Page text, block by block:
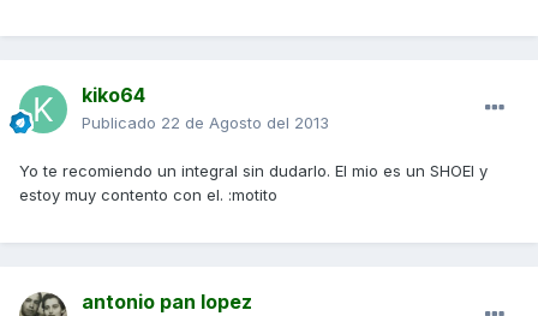
kiko64
Publicado 22 de Agosto del 2013
Yo te recomiendo un integral sin dudarlo. El mio es un SHOEI y
estoy muy contento con el. :motito
antonio pan lopez